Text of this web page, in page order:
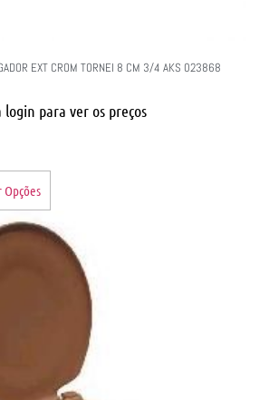
EXT CROM TORNEI 8 CM 3/4 AKS 023868
login para ver os preços
Opções